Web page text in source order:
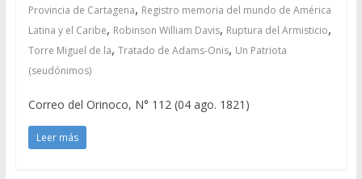
Provincia de Cartagena, Registro memoria del mundo de América
Latina y el Caribe, Robinson William Davis, Ruptura del Armisticio,
Torre Miguel de la, Tratado de Adams-Onis, Un Patriota
(seudónimos)
Correo del Orinoco, N° 112 (04 ago. 1821)
Leer más